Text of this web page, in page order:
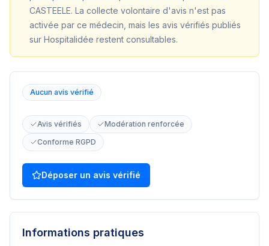
CASTEELE. La collecte volontaire d'avis n'est pas
activée par ce médecin, mais les avis vérifiés publiés
sur Hospitalidée restent consultables.
Aucun avis vérifié
Avis vérifiés
Modération renforcée
Conforme RGPD
Déposer un avis vérifié
Informations pratiques